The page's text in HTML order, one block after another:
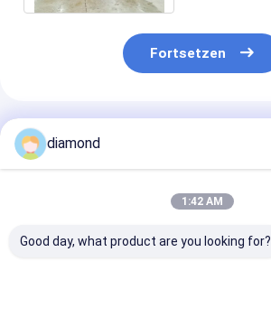
Fortsetzen
Empfohlene Produkte
diamond
1:42 AM
Good day, what product are you looking for?